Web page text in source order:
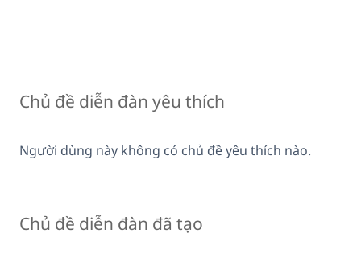
Chủ đề diễn đàn yêu thích
Người dùng này không có chủ đề yêu thích nào.
Chủ đề diễn đàn đã tạo